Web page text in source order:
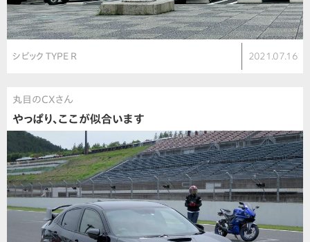
シビック TYPE R 2021.07.16
丸目のCXさん
やっぱり、ここが似合います